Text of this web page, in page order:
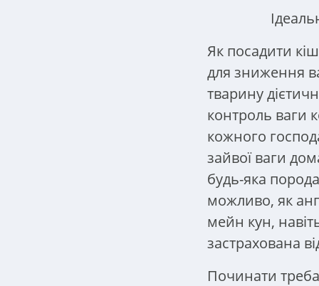
Як посадити
для зниження
тварину
контроль ваги
кожного
зайвої ваги
будь-яка
можливо, як
мейн кун,
застрахована
Починати